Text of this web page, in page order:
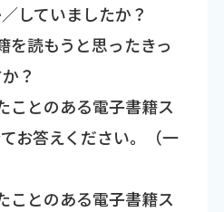
していましたか？
を読もうと思ったきっ
？
ことのある電子書籍ス
お答えください。（一
ことのある電子書籍ス